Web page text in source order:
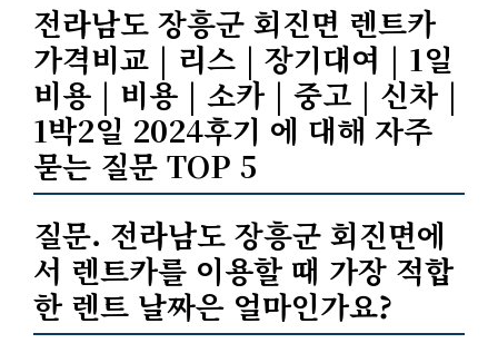
전라남도 장흥군 회진면 렌트카
가격비교 | 리스 | 장기대여 | 1일
비용 | 비용 | 소카 | 중고 | 신차 |
1박2일 2024후기 에 대해 자주
묻는 질문 TOP 5
질문. 전라남도 장흥군 회진면에
서 렌트카를 이용할 때 가장 적합
한 렌트 날짜은 얼마인가요?